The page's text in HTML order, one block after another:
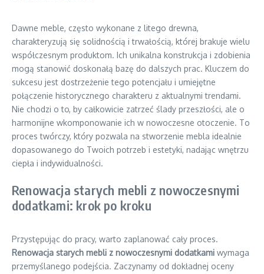
Dawne meble, często wykonane z litego drewna,
charakteryzują się solidnością i trwałością, której brakuje wielu
współczesnym produktom. Ich unikalna konstrukcja i zdobienia
mogą stanowić doskonałą bazę do dalszych prac. Kluczem do
sukcesu jest dostrzeżenie tego potencjału i umiejętne
połączenie historycznego charakteru z aktualnymi trendami.
Nie chodzi o to, by całkowicie zatrzeć ślady przeszłości, ale o
harmonijne wkomponowanie ich w nowoczesne otoczenie. To
proces twórczy, który pozwala na stworzenie mebla idealnie
dopasowanego do Twoich potrzeb i estetyki, nadając wnętrzu
ciepła i indywidualności.
Renowacja starych mebli z nowoczesnymi
dodatkami: krok po kroku
Przystępując do pracy, warto zaplanować cały proces.
Renowacja starych mebli z nowoczesnymi dodatkami wymaga
przemyślanego podejścia. Zaczynamy od dokładnej oceny